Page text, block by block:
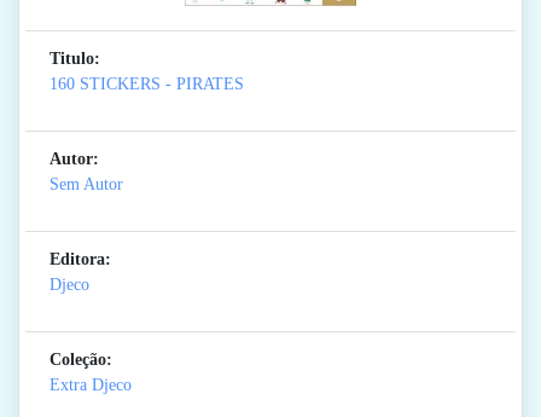
Titulo:
160 STICKERS - PIRATES
Autor:
Sem Autor
Editora:
Djeco
Coleção:
Extra Djeco